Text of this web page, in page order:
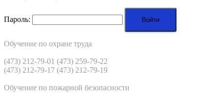
Пароль:
Обучение по охране труда
(473) 212-79-01 (473) 259-79-22
(473) 212-79-17 (473) 212-79-19
Обучение по пожарной безопасности